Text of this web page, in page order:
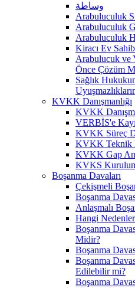
وساطة
Arabuluculuk
Arabuluculuk
Arabuluculuk
Kiracı Ev
Arabulucuk ve
Önce Çözüm
Sağlık
KVKK Danışmanlığı
KVKK
VERBİS'e
KVKK Süreç
KVKK Teknik
KVKK Gap
KVKS
Boşanma Davaları
Çekişmeli
Boşanma
Anlaşmalı
Hangi
Boşanma
Midir?
Boşanma
Boşanma
Edilebilir mi?
Boşanma